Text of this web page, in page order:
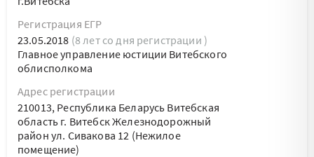
Регистрация ЕГР
23.05.2018 (8 лет со дня регистрации )
Главное управление юстиции Витебского
облисполкома
Адрес регистрации
210013, Республика Беларусь Витебская
область г. Витебск Железнодорожный
район ул. Сивакова 12 (Нежилое
помещение)